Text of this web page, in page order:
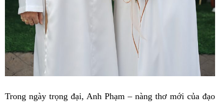
Trong ngày trọng đại, Anh Phạm – nàng thơ mới của đạo